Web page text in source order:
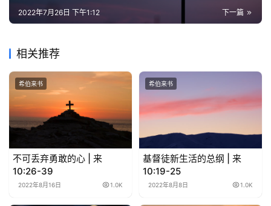
下一篇
2022年7月26日 下午1:12
相关推荐
希伯来书
不可丢弃勇敢的心 | 来
10:26-39
2022年8月16日 1.0K
希伯来书
基督徒新生活的总纲 | 来
10:19-25
2022年8月8日 1.0K